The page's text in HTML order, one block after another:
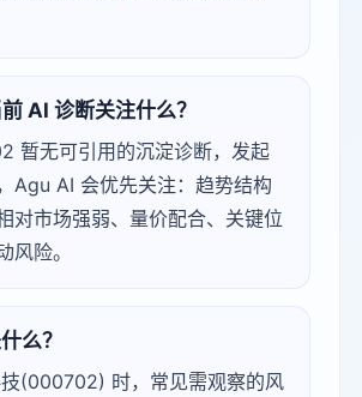
AI 诊断关注什么？
暂无可引用的沉淀诊断，发起
Agu AI 会优先关注：趋势结构
对市场强弱、量价配合、关键位
风险。
么？
(000702) 时，常见需观察的风